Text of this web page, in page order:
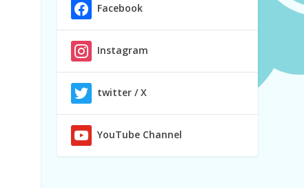
Facebook
Instagram
twitter / X
YouTube Channel